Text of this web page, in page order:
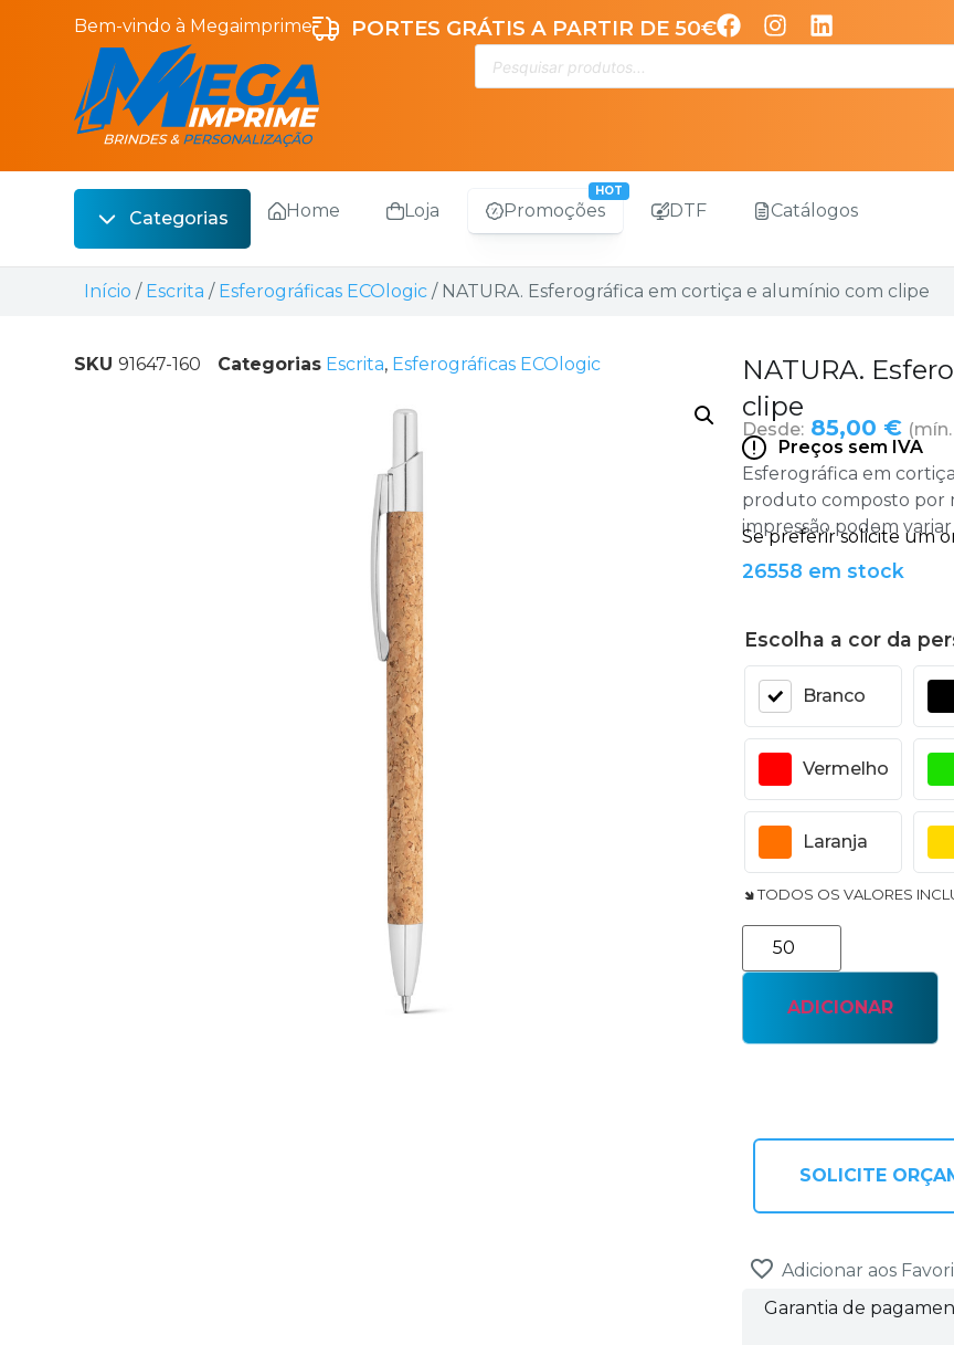
Bem-vindo à Megaimprime PORTES GRÁTIS A PARTIR DE 50€
Categorias
Escrita
Bebidas
Sacos
Home Loja Promoções DTF Catálogos
Início / Escrita / Esferográficas ECOlogic / NATURA. Esferográfica em cortiça e alumínio com clipe
SKU91647-160 Categorias Escrita, Esferográficas ECOlogic
NATURA.
clipe
Desde: 85,00 €
Preços sem IVA
Esferográfica em
produto composto por
impressão podem
26558 em stock
Escolha a cor da
Branco
Vermelho
Laranja
🢆 TODOS OS VALORES
ADICIONAR
SOLICITE
Adicionar aos
Garantia de